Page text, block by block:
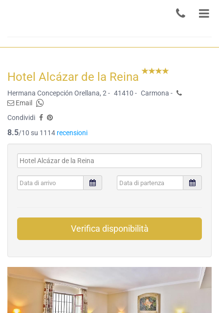
Hotel Alcázar de la Reina
Hermana Concepción Orellana, 2 - 41410 - Carmona -
Email
Condividi
8.5/10 su 1114 recensioni
Verifica disponibilità